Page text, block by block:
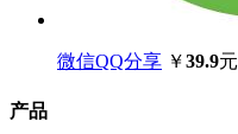
微信QQ分享 ￥39.9元
产品